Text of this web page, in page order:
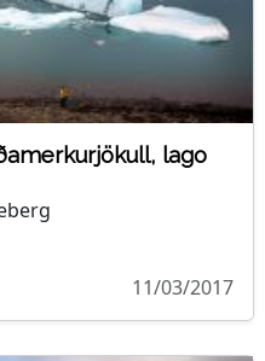
lago
11/03/2017